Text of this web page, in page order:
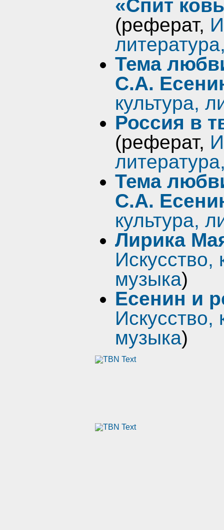
«Спит
(реферат,
Тема
С.А.
культура,
Россия в
(реферат,
Тема
С.А.
культура,
Лирика
Искусство,
музыка)
Есенин и
Искусство,
музыка)